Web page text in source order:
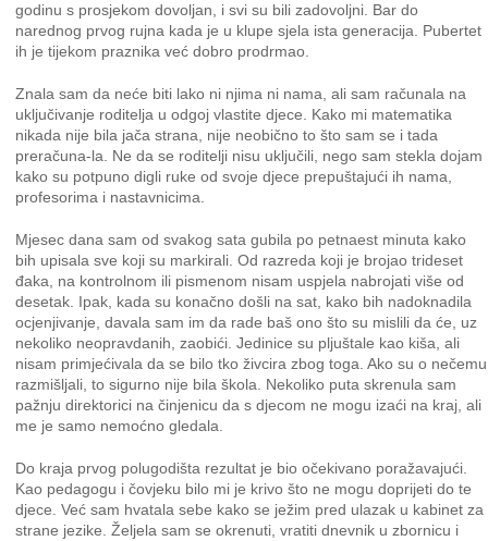
godinu s prosjekom dovoljan, i svi su bili zadovoljni. Bar do
narednog prvog rujna kada je u klupe sjela ista generacija. Pubertet
ih je tijekom praznika već dobro prodrmao.
Znala sam da neće biti lako ni njima ni nama, ali sam računala na
uključivanje roditelja u odgoj vlastite djece. Kako mi matematika
nikada nije bila jača strana, nije neobično to što sam se i tada
preračuna-la. Ne da se roditelji nisu uključili, nego sam stekla dojam
kako su potpuno digli ruke od svoje djece prepuštajući ih nama,
profesorima i nastavnicima.
Mjesec dana sam od svakog sata gubila po petnaest minuta kako
bih upisala sve koji su markirali. Od razreda koji je brojao trideset
đaka, na kontrolnom ili pismenom nisam uspjela nabrojati više od
desetak. Ipak, kada su konačno došli na sat, kako bih nadoknadila
ocjenjivanje, davala sam im da rade baš ono što su mislili da će, uz
nekoliko neopravdanih, zaobići. Jedinice su pljuštale kao kiša, ali
nisam primjećivala da se bilo tko živcira zbog toga. Ako su o nečemu
razmišljali, to sigurno nije bila škola. Nekoliko puta skrenula sam
pažnju direktorici na činjenicu da s djecom ne mogu izaći na kraj, ali
me je samo nemoćno gledala.
Do kraja prvog polugodišta rezultat je bio očekivano poražavajući.
Kao pedagogu i čovjeku bilo mi je krivo što ne mogu doprijeti do te
djece. Već sam hvatala sebe kako se ježim pred ulazak u kabinet za
strane jezike. Željela sam se okrenuti, vratiti dnevnik u zbornicu i